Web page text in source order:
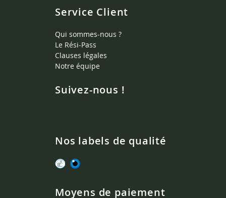
Service Client
Qui sommes-nous ?
Le Rési-Pass
Clauses légales
Notre équipe
Suivez-nous !
Nos labels de qualité
Moyens de paiement